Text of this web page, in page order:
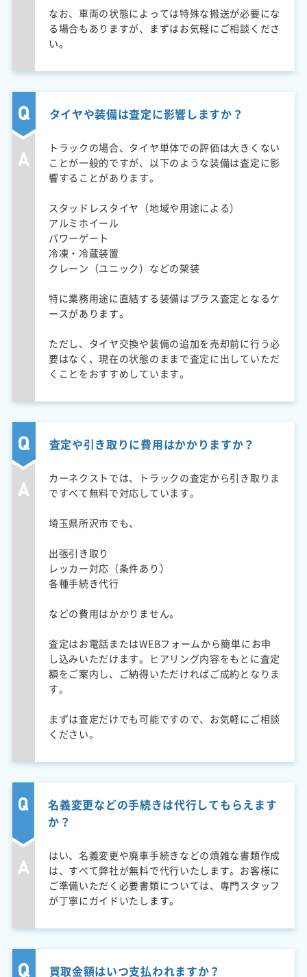
なお、車両の状態によっては特殊な搬送が必要にな
る場合もありますが、まずはお気軽にご相談くださ
い。
タイヤや装備は査定に影響しますか？
トラックの場合、タイヤ単体での評価は大きくない
ことが一般的ですが、以下のような装備は査定に影
響することがあります。
スタッドレスタイヤ（地域や用途による）
アルミホイール
パワーゲート
冷凍・冷蔵装置
クレーン（ユニック）などの架装
特に業務用途に直結する装備はプラス査定となるケ
ースがあります。
ただし、タイヤ交換や装備の追加を売却前に行う必
要はなく、現在の状態のままで査定に出していただ
くことをおすすめしています。
査定や引き取りに費用はかかりますか？
カーネクストでは、トラックの査定から引き取りま
ですべて無料で対応しています。
埼玉県所沢市でも、
出張引き取り
レッカー対応（条件あり）
各種手続き代行
などの費用はかかりません。
査定はお電話またはWEBフォームから簡単にお申
し込みいただけます。ヒアリング内容をもとに査定
額をご案内し、ご納得いただければご成約となりま
す。
まずは査定だけでも可能ですので、お気軽にご相談
ください。
名義変更などの手続きは代行してもらえます
か？
はい、名義変更や廃車手続きなどの煩雑な書類作成
は、すべて弊社が無料で代行いたします。お客様に
ご準備いただく必要書類については、専門スタッフ
が丁寧にガイドいたします。
買取金額はいつ支払われますか？